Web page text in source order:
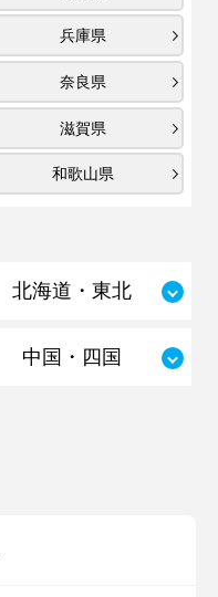
兵庫県
奈良県
滋賀県
和歌山県
北海道・東北
中国・四国